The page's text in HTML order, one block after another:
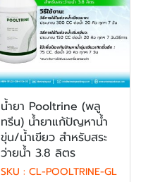
น้ำยา Pooltrine (พลู
ทรีน) น้ำยาแก้ปัญหาน้ำ
ขุ่น/น้ำเขียว สำหรับสระ
ว่ายน้ำ 3.8 ลิตร
SKU : CL-POOLTRINE-GL